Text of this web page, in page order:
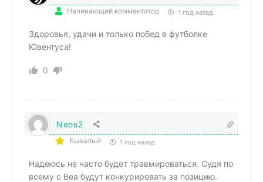
Начинающий комментатор 1 год назад
Здоровья, удачи и только побед в футболке
Ювентуса!
0
Neos2
Бывалый 1 год назад
Надеюсь не часто будет травмироваться. Судя по
всему с Веа будут конкурировать за позицию.